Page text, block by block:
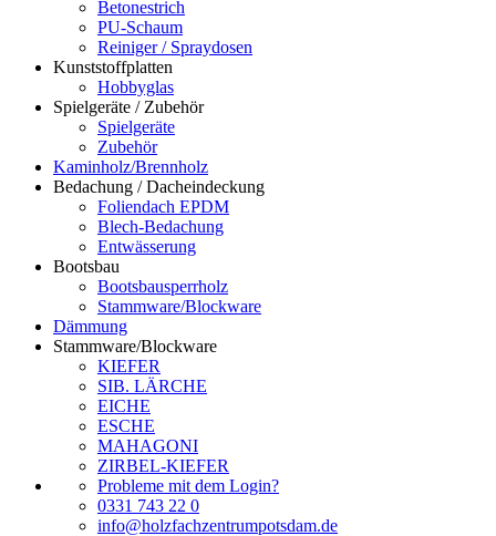
Betonestrich
PU-Schaum
Reiniger / Spraydosen
Kunststoffplatten
Hobbyglas
Spielgeräte / Zubehör
Spielgeräte
Zubehör
Kaminholz/Brennholz
Bedachung / Dacheindeckung
Foliendach EPDM
Blech-Bedachung
Entwässerung
Bootsbau
Bootsbausperrholz
Stammware/Blockware
Dämmung
Stammware/Blockware
KIEFER
SIB. LÄRCHE
EICHE
ESCHE
MAHAGONI
ZIRBEL-KIEFER
Probleme mit dem Login?
0331 743 22 0
info@holzfachzentrumpotsdam.de